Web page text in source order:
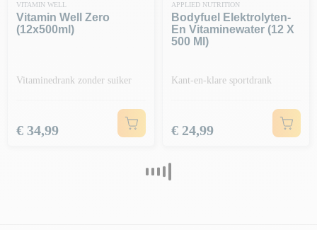
VITAMIN WELL
Vitamin Well Zero
(12x500ml)
Vitaminedrank zonder suiker
Prijs
€ 34,99
APPLIED NUTRITION
Bodyfuel Elektrolyten-
En Vitaminewater (12 X
500 Ml)
Kant-en-klare sportdrank
Prijs
€ 24,99